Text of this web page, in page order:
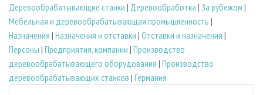
Деревообрабатывающие станки | Деревообработка | За рубежом |
Мебельная и деревообрабатывающая промышленность |
Назначения | Назначения и отставки | Отставки и назначения |
Персоны | Предприятия, компании | Производство
деревообрабатывающего оборудования | Производство
деревообрабатывающих станков | Германия